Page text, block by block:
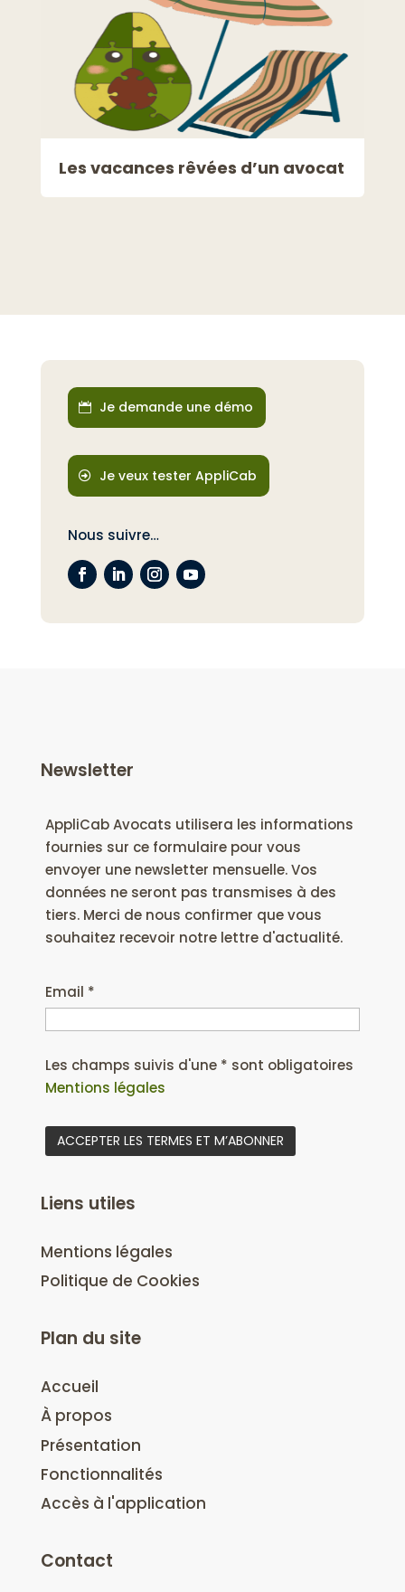
Les vacances rêvées d’un avocat
Je demande une démo
Je veux tester AppliCab
Nous suivre…
Newsletter
AppliCab Avocats utilisera les informations
fournies sur ce formulaire pour vous
envoyer une newsletter mensuelle. Vos
données ne seront pas transmises à des
tiers. Merci de nous confirmer que vous
souhaitez recevoir notre lettre d'actualité.
Email *
Les champs suivis d'une * sont obligatoires
Mentions légales
Liens utiles
Mentions légales
Politique de Cookies
Plan du site
Accueil
À propos
Présentation
Fonctionnalités
Accès à l'application
Contact